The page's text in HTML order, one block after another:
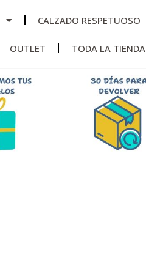
CALZADO RESPETUOSO
OUTLET TODA LA TIENDA